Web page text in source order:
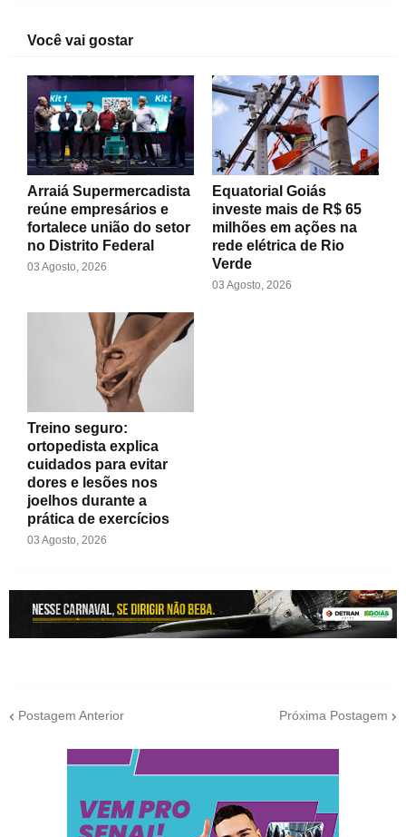
Você vai gostar
Arraiá Supermercadista
reúne empresários e
fortalece união do setor
no Distrito Federal
03 Agosto, 2026
Equatorial Goiás
investe mais de R$ 65
milhões em ações na
rede elétrica de Rio
Verde
03 Agosto, 2026
Treino seguro:
ortopedista explica
cuidados para evitar
dores e lesões nos
joelhos durante a
prática de exercícios
03 Agosto, 2026
Postagem Anterior Próxima Postagem